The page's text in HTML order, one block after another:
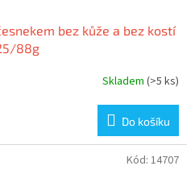
bez kůže a bez kostí
88g
Skladem (>5 ks)
Do košíku
Kód: 14707